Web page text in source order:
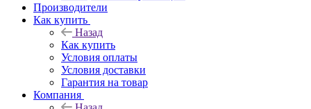
Производители
Как купить
Назад
Как купить
Условия оплаты
Условия доставки
Гарантия на товар
Компания